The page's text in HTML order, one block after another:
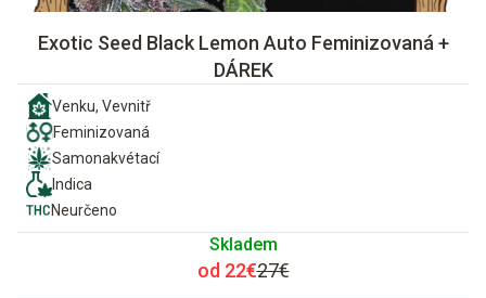
Exotic Seed Black Lemon Auto Feminizovaná +
DÁREK
Venku, Vevnitř
Feminizovaná
Samonakvétací
Indica
Neurčeno
Skladem
od 22€27€